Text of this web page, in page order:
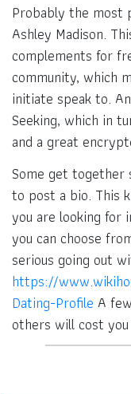
Probably the most
Ashley Madison.
complements for
community, which
initiate speak to.
Seeking, which in
and a great
Some get
to post a bio. This
you are looking for
you can choose
serious going out
https://
Dating-Profile A
others will cost